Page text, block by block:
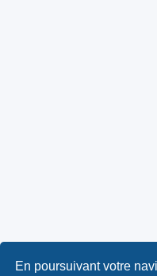
En poursuivant votre